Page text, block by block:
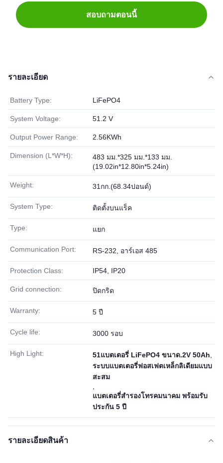
สอบถามตอนนี้
รายละเอียด
Battery Type: LiFePO4
System Voltage: 51.2 V
Output Power Range: 2.56KWh
Dimension (L*W*H):
483 มม.*325 มม.*133 มม.
(19.02in*12.80in*5.24in)
Weight: 31กก.(68.34ปอนด์)
System Type: ติดตั้งบนแร็ค
Type: แยก
Communication Port: RS-232, อาร์เอส 485
Protection Class: IP54, IP20
Grid connection: ปิดกริด
Warranty: 5 ปี
Cycle life: 3000 รอบ
High Light: 51แบตเตอรี่ LiFePO4 ขนาด.2V 50Ah
ระบบแบตเตอรี่ฟอสเฟตเหล็กลิเดียมแบบ
สะสม
แบตเตอรี่สํารองโทรคมนาคม พร้อมรับ
ประกัน 5 ปี
รายละเอียดสินค้า